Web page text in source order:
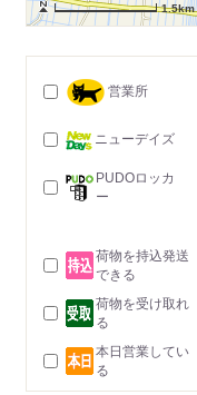
1.5km
営業所
ニューデイズ
PUDOロッカ
ー
荷物を持込発送
できる
荷物を受け取れ
る
本日営業してい
る